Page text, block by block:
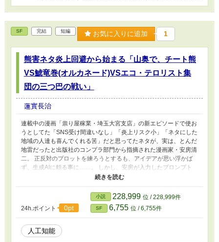
SF 完結 短編 お気に入りに追加 1
熊害ネタ炎上回避から始まる「山奥で、チート熊
VS鯱竜巻(オルカネード)VSエコ・テロリスト集
団の三つ巴の戦い」
蓮實長治
連載中の漫画「祟り屋稼業・埼玉大宮支店」の新エピソードで使お
うとしてた「SNS受け間違いなし」「炎上リスク小」「ネタにした
地域の人達も喜んでくれる筈」だと思ってたネタが、実は、とんだ
地雷だったと出版社のコンプラ部門から指摘された漫画家・安房清
二。 正反対のプロットを練ろうとするも、アイデアが思い浮かば
ず、生成AIに頼る事に……。 しかし、安房が入力したプロンプト
は、実は生成AIの思わぬ「穴」を突いてしまっており、生成AIの
「中の人」達は大混乱。とうとう、普段は、そういう事を止める役
目の筈の「 検閲官」が安房に対して、どんなアンチ・ポリコレ派
も青冷めるような内容のポリコレ的に激マズい脅迫をやり始める事
態に陥ってしまい……？ 更に、安房の担当編集者がやってしまっ
た「ある事」のせいで……？ ※本作中の生成AIの「中の人」描写に
関しては「かなりの誇張が入っている」「正確さより判り易さ優
先」の内容になってます。結果的に「このような視点を持った方が
24h.ポイント 0pt
小説 228,999 位 / 228,999件
SF 6,755 位 / 6,755件
人工知能